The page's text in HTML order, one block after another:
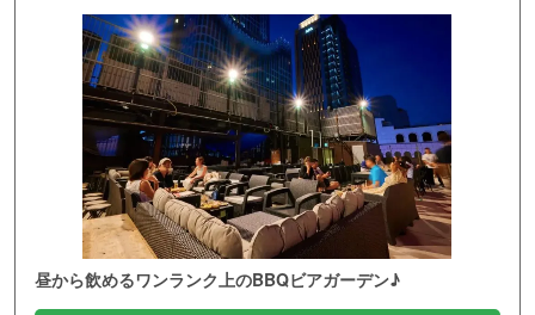
昼から飲めるワンランク上のBBQビアガーデン♪